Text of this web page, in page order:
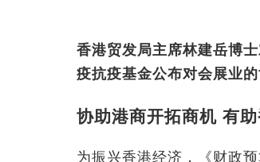
香港贸发局主席林建岳博
疫抗疫基金公布对会展业
协助港商开拓商机 有
为振兴香港经济，《财政